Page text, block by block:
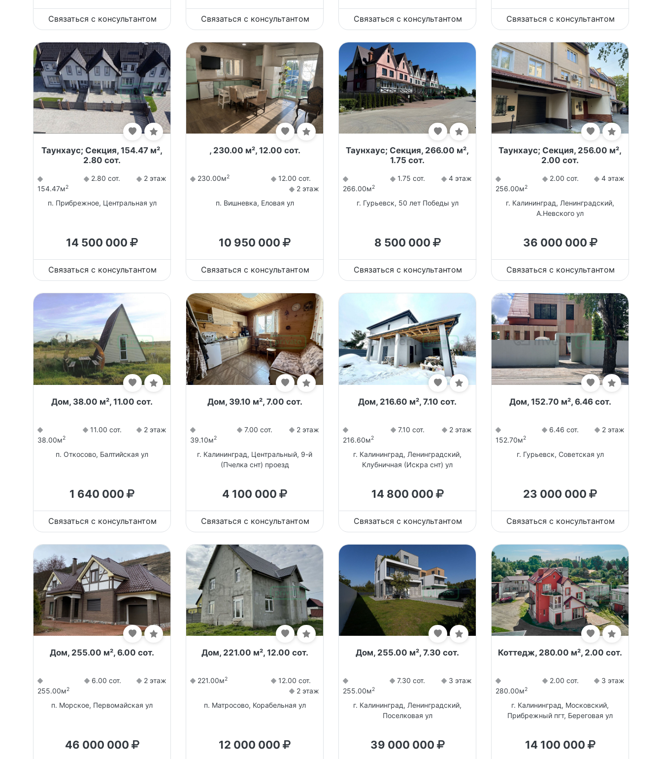
Связаться с консультантом Связаться с консультантом Связаться с консультантом Связаться с консультантом
Таунхаус; Секция, 154.47 м²,
2.80 сот.
154.47м2
2.80 сот. 2 этаж
п. Прибрежное, Центральная ул
14 500 000
Связаться с консультантом
, 230.00 м², 12.00 сот.
230.00м2
12.00 сот.
2 этаж
п. Вишневка, Еловая ул
10 950 000
Связаться с консультантом
Таунхаус; Секция, 266.00 м²,
1.75 сот.
266.00м2
1.75 сот. 4 этаж
г. Гурьевск, 50 лет Победы ул
8 500 000
Связаться с консультантом
Таунхаус; Секция, 256.00 м²,
2.00 сот.
256.00м2
2.00 сот. 4 этаж
г. Калининград, Ленинградский,
А.Невского ул
36 000 000
Связаться с консультантом
Дом, 38.00 м², 11.00 сот.
38.00м2
11.00 сот. 2 этаж
п. Откосово, Балтийская ул
1 640 000
Связаться с консультантом
Дом, 39.10 м², 7.00 сот.
39.10м2
7.00 сот. 2 этаж
г. Калининград, Центральный, 9-й
(Пчелка снт) проезд
4 100 000
Связаться с консультантом
Дом, 216.60 м², 7.10 сот.
216.60м2
7.10 сот. 2 этаж
г. Калининград, Ленинградский,
Клубничная (Искра снт) ул
14 800 000
Связаться с консультантом
Дом, 152.70 м², 6.46 сот.
152.70м2
6.46 сот. 2 этаж
г. Гурьевск, Советская ул
23 000 000
Связаться с консультантом
Дом, 255.00 м², 6.00 сот.
255.00м2
6.00 сот. 2 этаж
п. Морское, Первомайская ул
46 000 000
Дом, 221.00 м², 12.00 сот.
221.00м2
12.00 сот.
2 этаж
п. Матросово, Корабельная ул
12 000 000
Дом, 255.00 м², 7.30 сот.
255.00м2
7.30 сот. 3 этаж
г. Калининград, Ленинградский,
Поселковая ул
39 000 000
Коттедж, 280.00 м², 2.00 сот.
280.00м2
2.00 сот. 3 этаж
г. Калининград, Московский,
Прибрежный пгт, Береговая ул
14 100 000